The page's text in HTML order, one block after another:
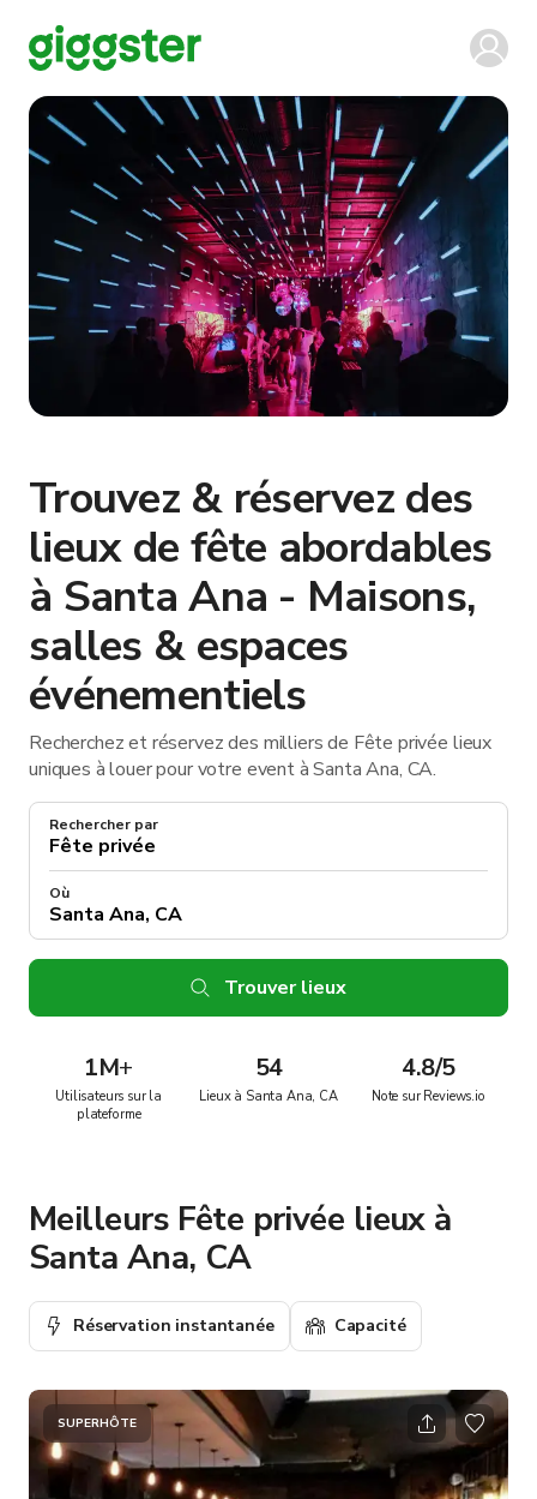
Trouvez & réservez des
lieux de fête abordables
à Santa Ana - Maisons,
salles & espaces
événementiels
Recherchez et réservez des milliers de Fête privée lieux
uniques à louer pour votre event à Santa Ana, CA.
Rechercher par
Où
Trouver lieux
1M+
Utilisateurs sur la
plateforme
54
Lieux à Santa Ana, CA
4.8/5
Note sur Reviews.io
Meilleurs Fête privée lieux à
Santa Ana, CA
Réservation instantanée Capacité
SUPERHÔTE